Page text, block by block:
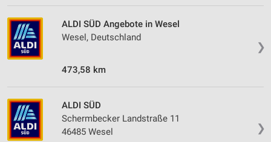
❯
ALDI SÜD Angebote in Wesel
Wesel, Deutschland
473,58 km
❯
ALDI SÜD
Schermbecker Landstraße 11
46485 Wesel